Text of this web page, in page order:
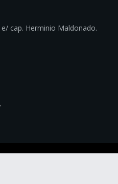
cap. Herminio Maldonado.